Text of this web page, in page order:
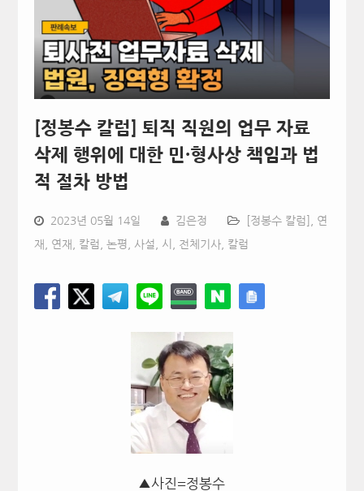
[정봉수 칼럼] 퇴직 직원의 업무 자료
삭제 행위에 대한 민·형사상 책임과 법
적 절차 방법
2023년 05월 14일 김은정 [정봉수 칼럼] 연
재 연재, 칼럼, 논평, 사설, 시 전체기사, 칼럼
▲사진=정봉수